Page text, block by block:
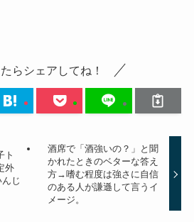
らシェアしてね！
ト
外
じ
酒席で「酒強いの？」と聞
かれたときのベターな答え
方→嗜む程度は強さに自信
のある人が謙遜して言うイ
メージ。